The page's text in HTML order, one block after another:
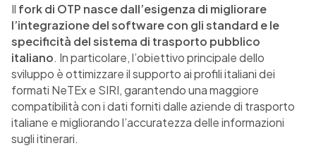
Il fork di OTP nasce dall’esigenza di migliorare
l’integrazione del software con gli standard e le
specificità del sistema di trasporto pubblico
italiano. In particolare, l’obiettivo principale dello
sviluppo è ottimizzare il supporto ai profili italiani dei
formati NeTEx e SIRI, garantendo una maggiore
compatibilità con i dati forniti dalle aziende di trasporto
italiane e migliorando l’accuratezza delle informazioni
sugli itinerari.